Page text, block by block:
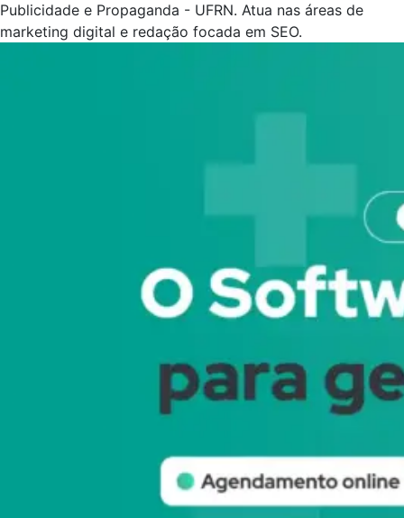
Publicidade e Propaganda - UFRN. Atua nas áreas de
marketing digital e redação focada em SEO.